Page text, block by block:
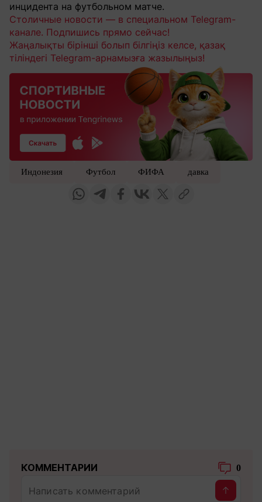
инцидента на футбольном матче.
Столичные новости — в специальном Telegram-
канале. Подпишись прямо сейчас!
Жаңалықты бірінші болып білгіңіз келсе, қазақ
тіліндегі Telegram-арнамызға жазылыңыз!
Индонезия Футбол ФИФА давка
КОММЕНТАРИИ 0